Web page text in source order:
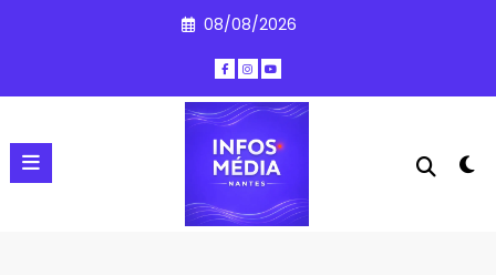
08/08/2026